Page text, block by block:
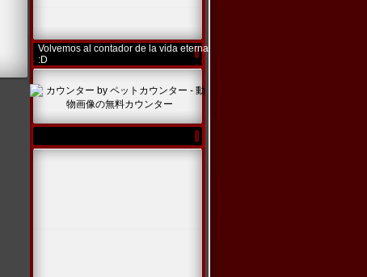
Volvemos al contador de la vida eterna
:D